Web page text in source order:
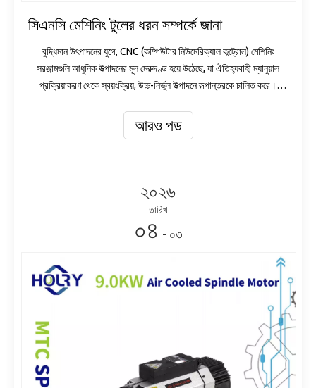
সিএনসি মেশিনিং টুলের ধরন সম্পর্কে জানা
বুদ্ধিমান উৎপাদনের যুগে, CNC (কম্পিউটার নিউমেরিক্যাল কন্ট্রোল) মেশিনিং
সরঞ্জামগুলি আধুনিক উত্পাদনের মূল মেরুদণ্ড হয়ে উঠেছে, যা ঐতিহ্যবাহী ম্যানুয়াল
প্রক্রিয়াকরণ থেকে স্বয়ংক্রিয়, উচ্চ-নির্ভুল উত্পাদনে রূপান্তরকে চালিত করে।
আরও পড
২০২৬
তারিখ
০৪ - ০৩